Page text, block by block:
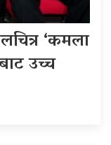
‘कमला
उच्च